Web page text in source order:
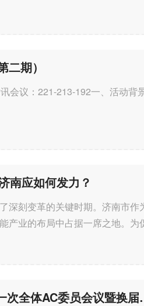
期）
会议：221-213-192一、活动背
南应如何发力？
深刻变革的关键时期。济南市作
产业的布局中占据一席之地。为
YOCSEF济南学